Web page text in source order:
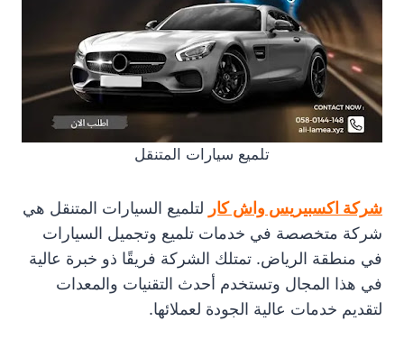
تلميع سيارات المتنقل
شركة اكسبيريس واش كار لتلميع السيارات المتنقل هي
شركة متخصصة في خدمات تلميع وتجميل السيارات
في منطقة الرياض. تمتلك الشركة فريقًا ذو خبرة عالية
في هذا المجال وتستخدم أحدث التقنيات والمعدات
لتقديم خدمات عالية الجودة لعملائها.